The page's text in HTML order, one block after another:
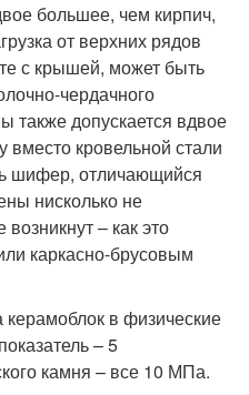
большее, чем кирпич,
от верхних рядов
с крышей, может быть
чердачного
также допускается вдвое
кровельной стали
шифер, отличающийся
нисколько не
– как это
каркасно-брусовым
в физические
– 5
камня – все 10 МПа.